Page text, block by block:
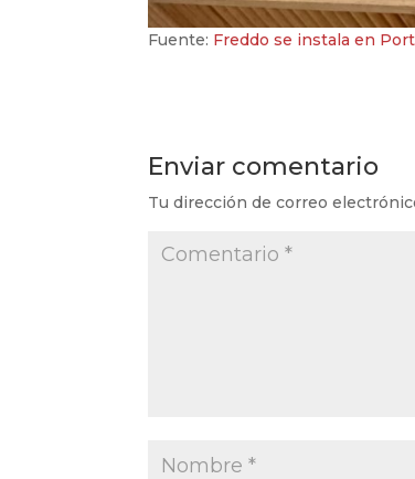
Fuente: Freddo se instala en
Enviar comentario
Tu dirección de correo